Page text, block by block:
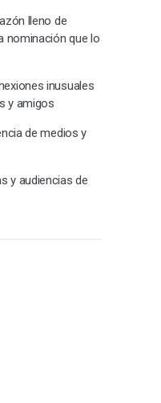
lleno de
nominación que lo
inusuales
y amigos
de medios y
y audiencias de